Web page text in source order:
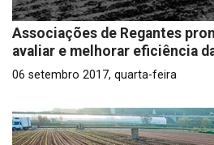
Associações de Regantes
avaliar e melhorar eficiência
06 setembro 2017, quarta-feira